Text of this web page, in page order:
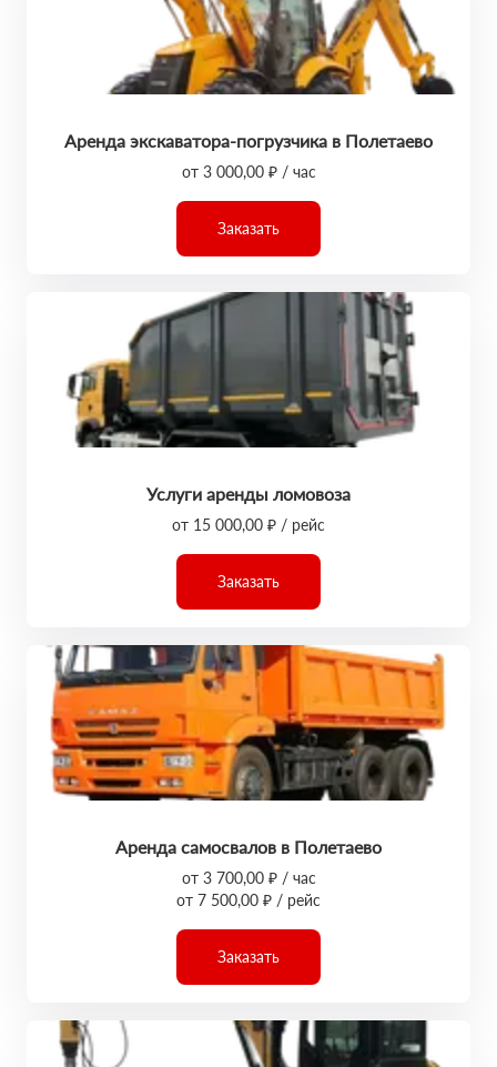
Аренда экскаватора-погрузчика в Полетаево
от 3 000,00 ₽ / час
Заказать
Услуги аренды ломовоза
от 15 000,00 ₽ / рейс
Заказать
Аренда самосвалов в Полетаево
от 3 700,00 ₽ / час
от 7 500,00 ₽ / рейс
Заказать